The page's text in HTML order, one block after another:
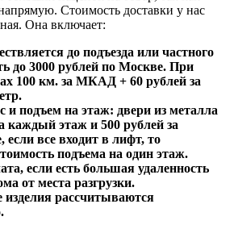
Стоимость доставки у нас
Она включает:
до подъезда или частного
до 3000 рублей по Москве. При
100 км. за МКАД + 60 рублей за
и подъем на этаж: двери из металла
каждый этаж и 500 рублей за
все входит в лифт, то
подъема на один этаж.
если есть большая удаленность
от места разгрузки.
изделия рассчитываются